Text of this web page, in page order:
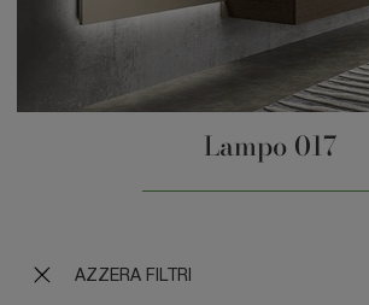
AZZERA FILTRI
Lampo 017